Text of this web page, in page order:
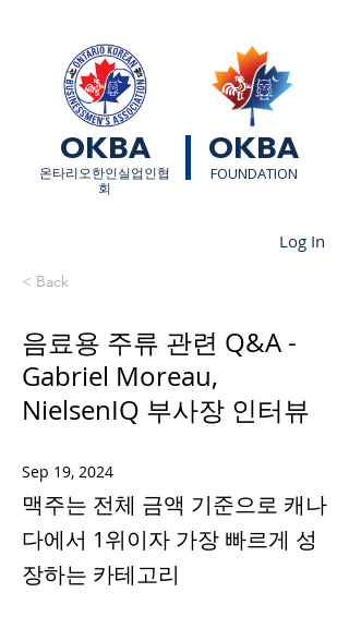
OKBA OKBA
​온타리오한인실업인협
회
FOUNDATION
Log In
< Back
음료용 주류 관련 Q&A -
Gabriel Moreau,
NielsenIQ 부사장 인터뷰
Sep 19, 2024
맥주는 전체 금액 기준으로 캐나
다에서 1위이자 가장 빠르게 성
장하는 카테고리